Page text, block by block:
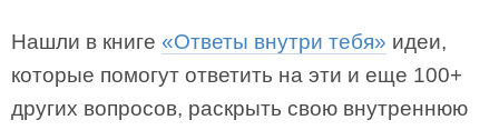
Нашли в книге «Ответы внутри тебя» идеи,
которые помогут ответить на эти и еще 100+
других вопросов, раскрыть свою внутреннюю